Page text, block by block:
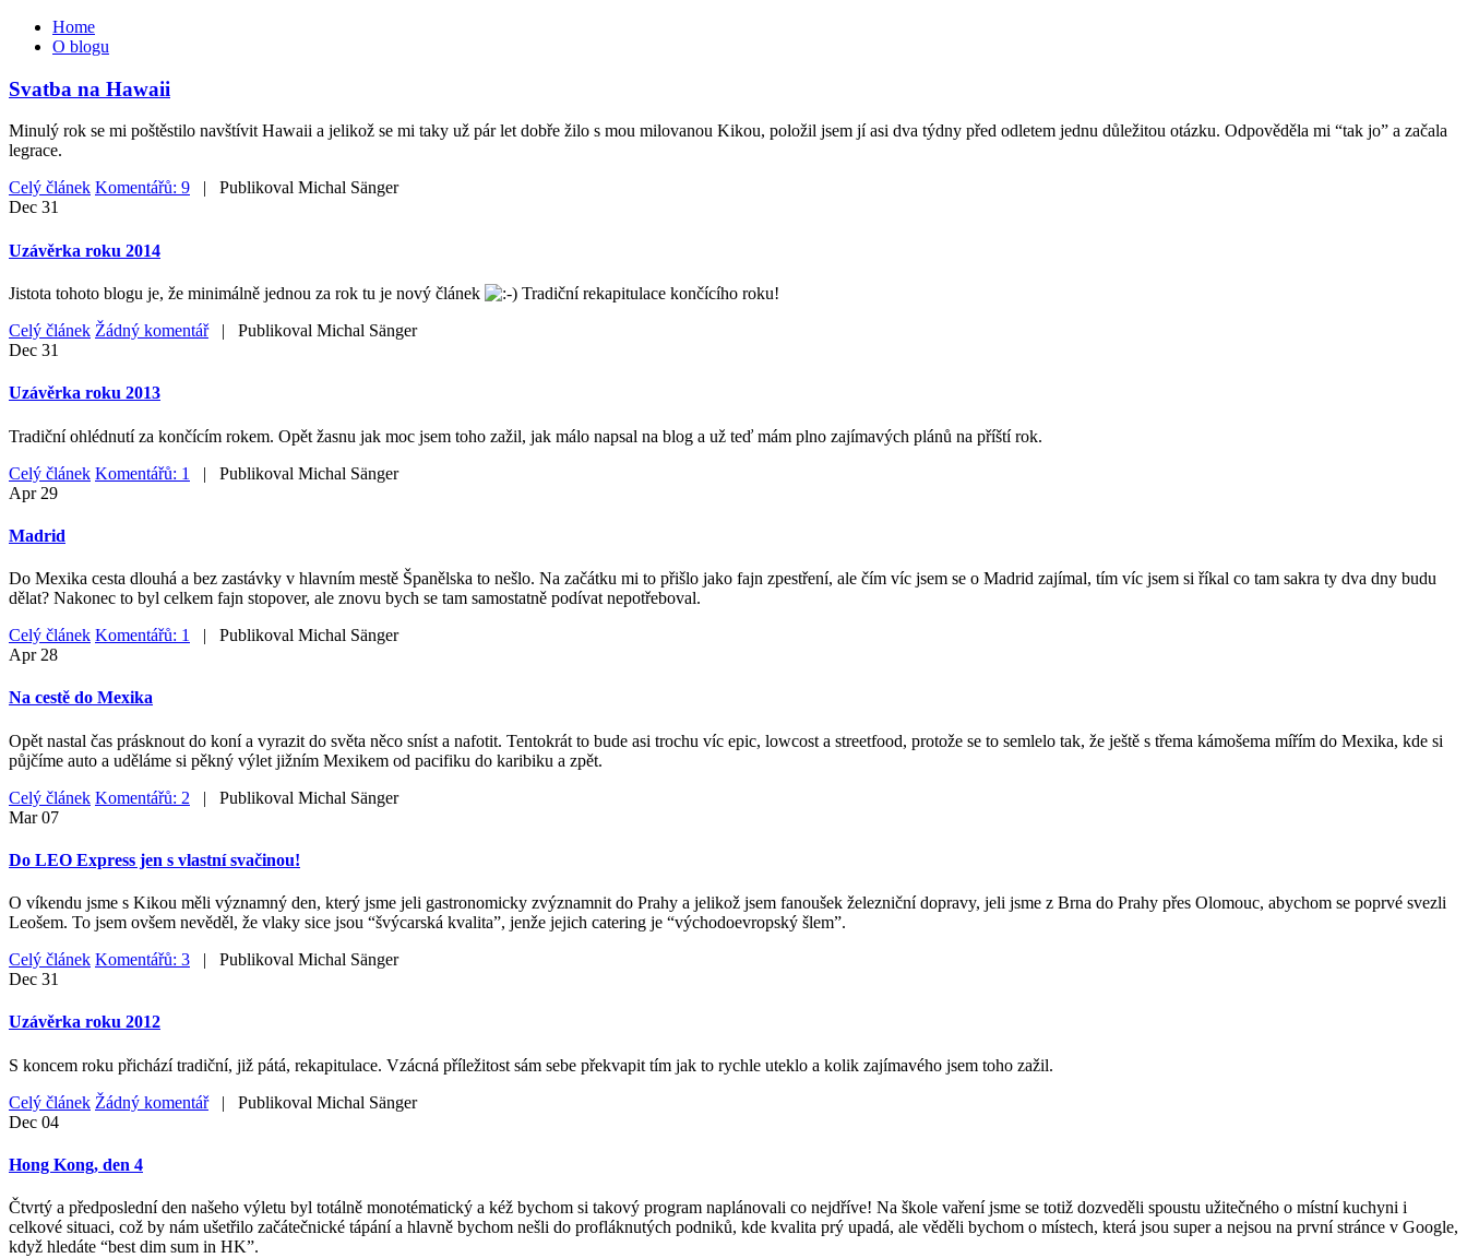
Home
O blogu
Svatba na Hawaii
Minulý rok se mi poštěstilo navštívit Hawaii a jelikož se mi taky už pár let dobře žilo s mou milovanou Kikou, položil jsem jí asi dva týdny před odletem jednu důležitou otázku. Odpověděla mi “tak jo” a začala
legrace.
Celý článek Komentářů: 9 | Publikoval Michal Sänger
Dec 31
Uzávěrka roku 2014
Jistota tohoto blogu je, že minimálně jednou za rok tu je nový článek
Tradiční rekapitulace končícího roku!
Celý článek Žádný komentář| Publikoval Michal Sänger
Dec 31
Uzávěrka roku 2013
Tradiční ohlédnutí za končícím rokem. Opět žasnu jak moc jsem toho zažil, jak málo napsal na blog a už teď mám plno zajímavých plánů na příští rok.
Celý článek Komentářů: 1 | Publikoval Michal Sänger
Apr 29
Madrid
Do Mexika cesta dlouhá a bez zastávky v hlavním mestě Španělska to nešlo. Na začátku mi to přišlo jako fajn zpestření, ale čím víc jsem se o Madrid zajímal, tím víc jsem si říkal co tam sakra ty dva dny budu
dělat? Nakonec to byl celkem fajn stopover, ale znovu bych se tam samostatně podívat nepotřeboval.
Celý článek Komentářů: 1 | Publikoval Michal Sänger
Apr 28
Na cestě do Mexika
Opět nastal čas prásknout do koní a vyrazit do světa něco sníst a nafotit. Tentokrát to bude asi trochu víc epic, lowcost a streetfood, protože se to semlelo tak, že ještě s třema kámošema mířím do Mexika, kde si
půjčíme auto a uděláme si pěkný výlet jižním Mexikem od pacifiku do karibiku a zpět.
Celý článek Komentářů: 2 | Publikoval Michal Sänger
Mar07
Do LEO Express jen s vlastní svačinou!
O víkendu jsme s Kikou měli významný den, který jsme jeli gastronomicky zvýznamnit do Prahy a jelikož jsem fanoušek železniční dopravy, jeli jsme z Brna do Prahy přes Olomouc, abychom se poprvé svezli
Leošem. To jsem ovšem nevěděl, že vlaky sice jsou “švýcarská kvalita”, jenže jejich catering je “východoevropský šlem”.
Celý článek Komentářů: 3 | Publikoval Michal Sänger
Dec 31
Uzávěrka roku 2012
S koncem roku přichází tradiční, již pátá, rekapitulace. Vzácná příležitost sám sebe překvapit tím jak to rychle uteklo a kolik zajímavého jsem toho zažil.
Celý článek Žádný komentář| Publikoval Michal Sänger
Dec 04
Hong Kong, den 4
Čtvrtý a předposlední den našeho výletu byl totálně monotématický a kéž bychom si takový program naplánovali co nejdříve! Na škole vaření jsme se totiž dozveděli spoustu užitečného o místní kuchyni i
celkové situaci, což by nám ušetřilo začátečnické tápání a hlavně bychom nešli do profláknutých podniků, kde kvalita prý upadá, ale věděli bychom o místech, která jsou super a nejsou na první stránce v Google,
když hledáte “best dim sum in HK”.